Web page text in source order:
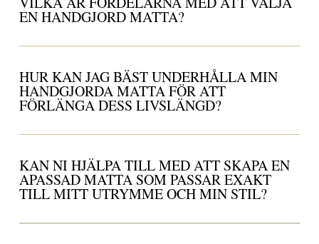
EN HANDGJORD MATTA?
HUR KAN JAG BÄST UNDERHÅLLA MIN
HANDGJORDA MATTA FÖR ATT
FÖRLÄNGA DESS LIVSLÄNGD?
KAN NI HJÄLPA TILL MED ATT SKAPA EN
APASSAD MATTA SOM PASSAR EXAKT
TILL MITT UTRYMME OCH MIN STIL?